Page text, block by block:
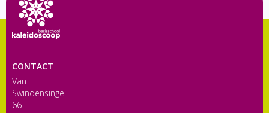
CONTACT
Van
Swindensingel
66